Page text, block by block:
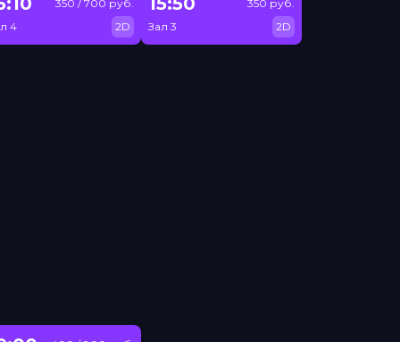
4
350 / 700 руб.
2D
Зал 3
350 руб.
2D